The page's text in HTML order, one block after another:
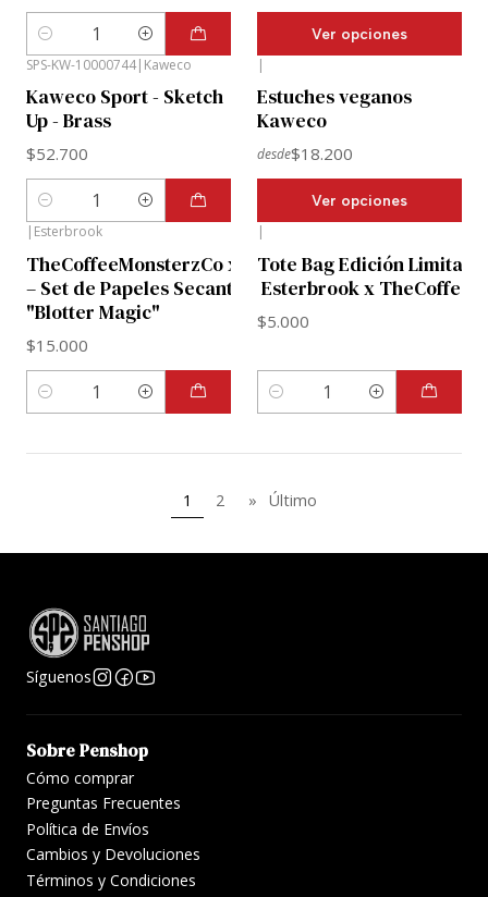
Cantidad
Ver opciones
SPS-KW-10000744| Kaweco
Kaweco Sport - Sketch
Up - Brass
$52.700
Cantidad
|
Estuches veganos
Kaweco
desde$18.200
Ver opciones
Esterbrook
TheCoffeeMonsterzCo x Esterbrook
– Set de Papeles Secantes
"Blotter Magic"
$15.000
Cantidad
Tote Bag Edición
Esterbrook x
$5.000
Cantidad
1 2 » Último
Síguenos
Sobre Penshop
Cómo comprar
Preguntas Frecuentes
Política de Envíos
Cambios y Devoluciones
Términos y Condiciones